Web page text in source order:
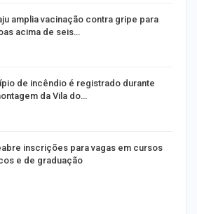
amplia vacinação contra gripe para
acima de seis…
de incêndio é registrado durante
da Vila do…
inscrições para vagas em cursos
e de graduação